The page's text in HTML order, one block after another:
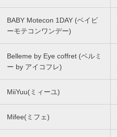
BABY Motecon 1DAY (ベイビ
ーモテコンワンデー)
Belleme by Eye coffret (ベルミ
ー by アイコフレ)
MiiYuu(ミィーユ)
Mifee(ミフェ)